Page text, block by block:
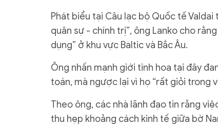
Phát biểu tại Câu lạc bộ Quốc tế
quân sự - chính trị”, ông Lanko cho
dụng” ở khu vực Baltic và Bắc Âu.
Ông nhấn mạnh giới tinh hoa tại đây
toán, mà ngược lại vì họ “rất giỏi trong
Theo ông, các nhà lãnh đạo tin rằng
thu hẹp khoảng cách kinh tế giữa bờ